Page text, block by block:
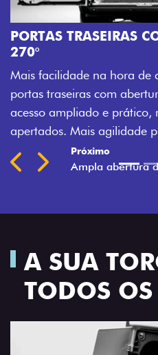
DE
e descarregar. As
oferecem
em espaços
seu dia a dia.
acesso
A SUA
TODOS